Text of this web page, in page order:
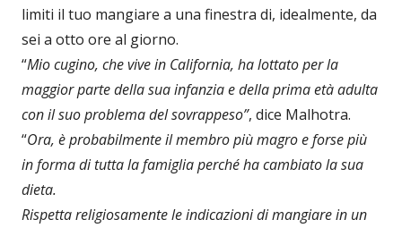
limiti il ​​tuo mangiare a una finestra di, idealmente, da
sei a otto ore al giorno.
“Mio cugino, che vive in California, ha lottato per la
maggior parte della sua infanzia e della prima età adulta
con il suo problema del sovrappeso”, dice Malhotra.
“Ora, è probabilmente il membro più magro e forse più
in forma di tutta la famiglia perché ha cambiato la sua
dieta.
Rispetta religiosamente le indicazioni di mangiare in un